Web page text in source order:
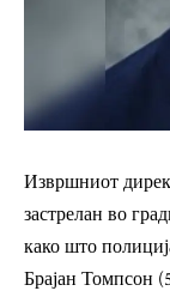
Извршниот
застрелан во
како што
Брајан Томпсон